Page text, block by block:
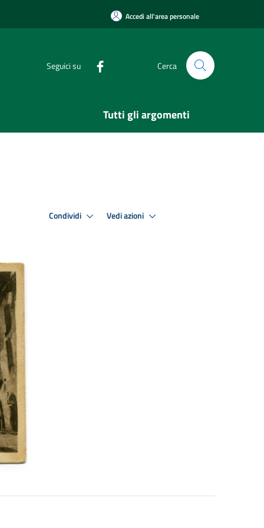
Accedi all'area personale
Seguici su Cerca
Tutti gli argomenti
Condividi Vedi azioni